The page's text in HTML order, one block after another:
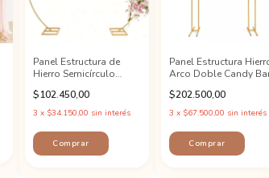
Panel Estructura de
Hierro Semicírculo
$102.450,00
3 x $34.150,00 sin interés
Panel Estructura
Arco Doble Candy
$202.500,00
3 x $67.500,00 sin interés